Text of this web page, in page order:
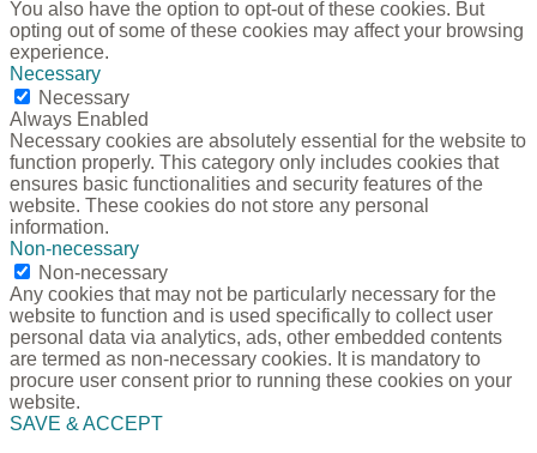
You also have the option to opt-out of these cookies. But
opting out of some of these cookies may affect your browsing
experience.
Necessary
Necessary
Always Enabled
Necessary cookies are absolutely essential for the website to
function properly. This category only includes cookies that
ensures basic functionalities and security features of the
website. These cookies do not store any personal
information.
Non-necessary
Non-necessary
Any cookies that may not be particularly necessary for the
website to function and is used specifically to collect user
personal data via analytics, ads, other embedded contents
are termed as non-necessary cookies. It is mandatory to
procure user consent prior to running these cookies on your
website.
SAVE & ACCEPT